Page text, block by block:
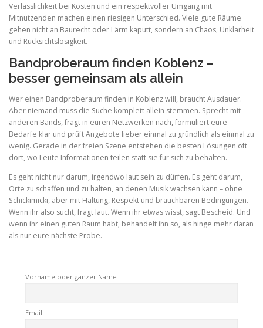
Verlässlichkeit bei Kosten und ein respektvoller Umgang mit
Mitnutzenden machen einen riesigen Unterschied. Viele gute Räume
gehen nicht an Baurecht oder Lärm kaputt, sondern an Chaos, Unklarheit
und Rücksichtslosigkeit.
Bandproberaum finden Koblenz –
besser gemeinsam als allein
Wer einen Bandproberaum finden in Koblenz will, braucht Ausdauer.
Aber niemand muss die Suche komplett allein stemmen. Sprecht mit
anderen Bands, fragt in euren Netzwerken nach, formuliert eure
Bedarfe klar und prüft Angebote lieber einmal zu gründlich als einmal zu
wenig. Gerade in der freien Szene entstehen die besten Lösungen oft
dort, wo Leute Informationen teilen statt sie für sich zu behalten.
Es geht nicht nur darum, irgendwo laut sein zu dürfen. Es geht darum,
Orte zu schaffen und zu halten, an denen Musik wachsen kann – ohne
Schickimicki, aber mit Haltung, Respekt und brauchbaren Bedingungen.
Wenn ihr also sucht, fragt laut. Wenn ihr etwas wisst, sagt Bescheid. Und
wenn ihr einen guten Raum habt, behandelt ihn so, als hinge mehr daran
als nur eure nächste Probe.
Vorname oder ganzer Name
Email